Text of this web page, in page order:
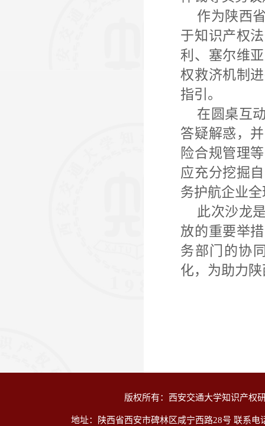
作为陕西
于知识产权
利、塞尔维
权救济机制
指引。
在圆桌互
答疑解惑，
险合规管理
应充分挖掘
务护航企业
此次沙龙
放的重要举
务部门的协
化，为助力
版权所有：西安交通大学知识产权
地址：陕西省西安市碑林区咸宁西路28号 联系